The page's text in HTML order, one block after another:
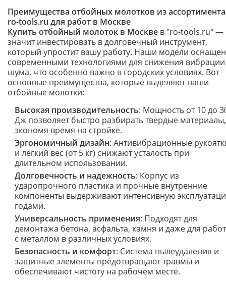
Преимущества отбойных молотков из ассортимента
ro-tools.ru для работ в Москве
Купить отбойный молоток в Москве в "ro-tools.ru" —
значит инвестировать в долговечный инструмент,
который упростит вашу работу. Наши модели
современными технологиями для снижения
шума, что особенно важно в городских условиях. Вот
основные преимущества, которые выделяют наши
отбойные молотки:
Высокая производительность: Мощность от 10 до
Дж позволяет быстро разбирать твердые материалы,
экономя время на стройке.
Эргономичный дизайн: Антивибрационные
и легкий вес (от 5 кг) снижают усталость при
длительном использовании.
Долговечность и надежность: Корпус из
ударопрочного пластика и прочные внутренние
компоненты выдерживают интенсивную
годами.
Универсальность применения: Подходят для
демонтажа бетона, асфальта, камня и даже для
с металлом в различных условиях.
Безопасность и комфорт: Система пылеудаления и
защитные элементы предотвращают травмы и
обеспечивают чистоту на рабочем месте.